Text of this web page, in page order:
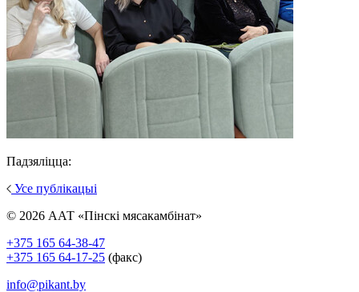
Падзяліцца:
Усе публікацыі
© 2026 ААТ «Пінскі мясакамбінат»
+375 165 64-38-47
+375 165 64-17-25 (факс)
info@pikant.by